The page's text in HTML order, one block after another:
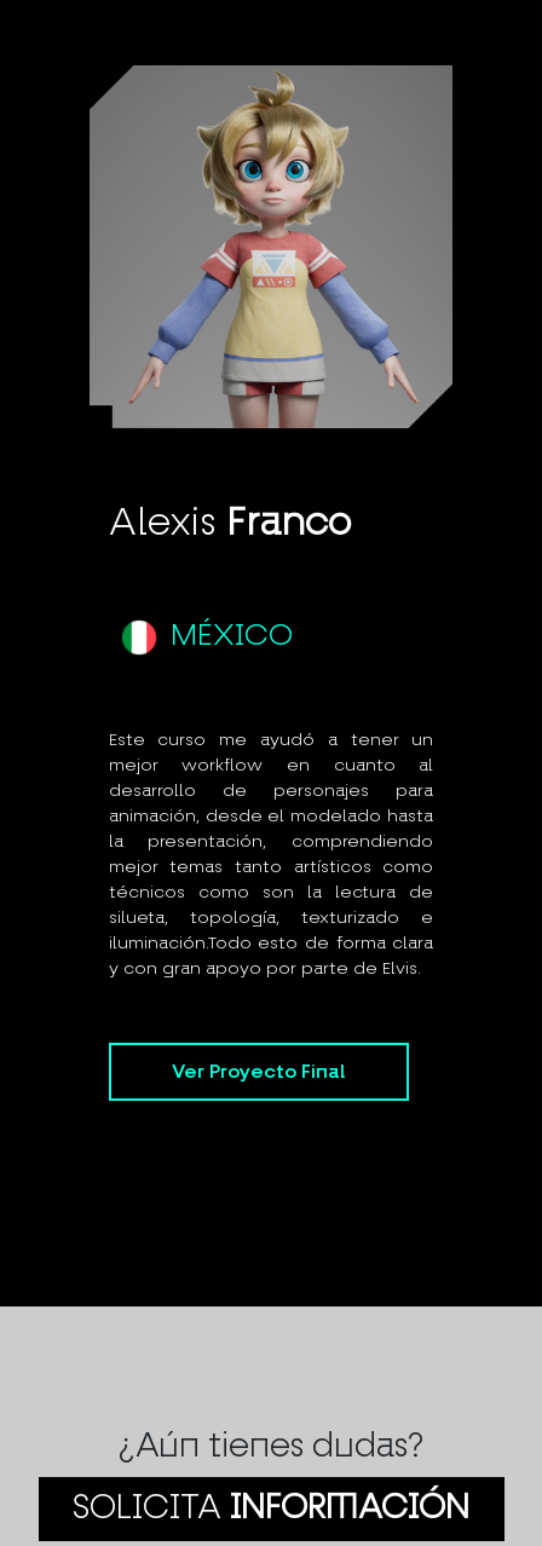
Alexis Franco
MÉXICO
Este curso me ayudó a tener un
mejor workflow en cuanto al
desarrollo de personajes para
animación, desde el modelado hasta
la presentación, comprendiendo
mejor temas tanto artísticos como
técnicos como son la lectura de
silueta, topología, texturizado e
iluminación.Todo esto de forma clara
y con gran apoyo por parte de Elvis.
Ver Proyecto Final
¿Aún tienes dudas?
SOLICITA INFORMACIÓN